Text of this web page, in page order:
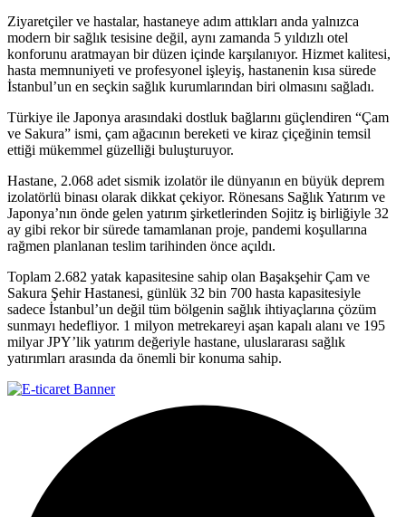
Ziyaretçiler ve hastalar, hastaneye adım attıkları anda yalnızca
modern bir sağlık tesisine değil, aynı zamanda 5 yıldızlı otel
konforunu aratmayan bir düzen içinde karşılanıyor. Hizmet kalitesi,
hasta memnuniyeti ve profesyonel işleyiş, hastanenin kısa sürede
İstanbul’un en seçkin sağlık kurumlarından biri olmasını sağladı.
Türkiye ile Japonya arasındaki dostluk bağlarını güçlendiren “Çam
ve Sakura” ismi, çam ağacının bereketi ve kiraz çiçeğinin temsil
ettiği mükemmel güzelliği buluşturuyor.
Hastane, 2.068 adet sismik izolatör ile dünyanın en büyük deprem
izolatörlü binası olarak dikkat çekiyor. Rönesans Sağlık Yatırım ve
Japonya’nın önde gelen yatırım şirketlerinden Sojitz iş birliğiyle 32
ay gibi rekor bir sürede tamamlanan proje, pandemi koşullarına
rağmen planlanan teslim tarihinden önce açıldı.
Toplam 2.682 yatak kapasitesine sahip olan Başakşehir Çam ve
Sakura Şehir Hastanesi, günlük 32 bin 700 hasta kapasitesiyle
sadece İstanbul’un değil tüm bölgenin sağlık ihtiyaçlarına çözüm
sunmayı hedefliyor. 1 milyon metrekareyi aşan kapalı alanı ve 195
milyar JPY’lik yatırım değeriyle hastane, uluslararası sağlık
yatırımları arasında da önemli bir konuma sahip.